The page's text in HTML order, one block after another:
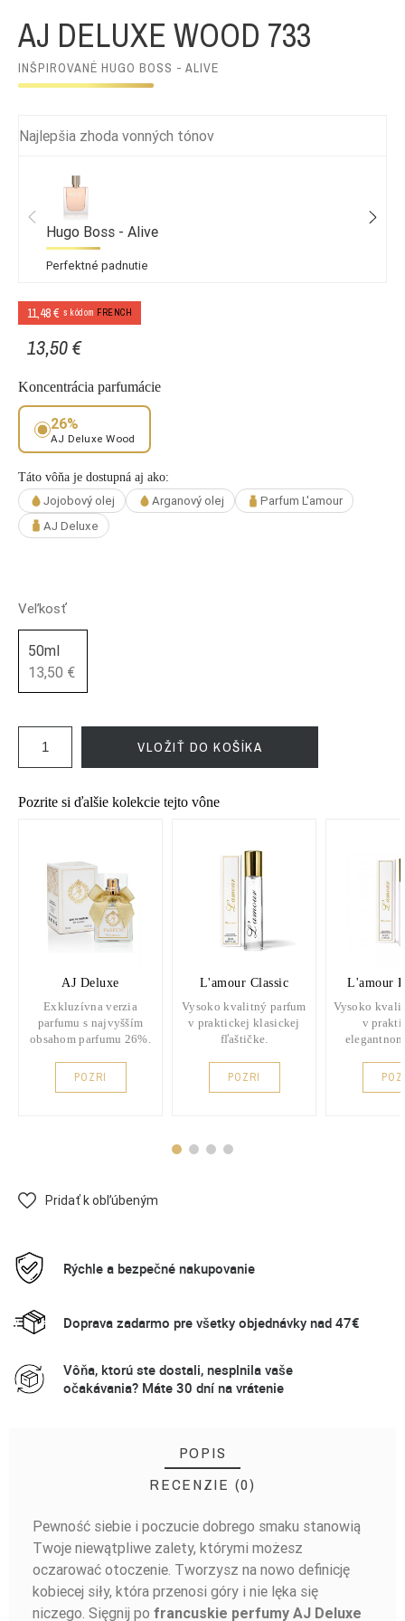
AJ DELUXE WOOD 733
INŠPIROVANÉ HUGO BOSS - ALIVE
Najlepšia zhoda vonných tónov
Hugo Boss - Alive
Perfektné padnutie
11,48 € s kódom FRENCH
13,50 €
Koncentrácia parfumácie
26%
AJ Deluxe Wood
Táto vôňa je dostupná aj ako:
Jojobový olej Arganový olej
Parfum L'amour
AJ Deluxe
Veľkosť
50ml
13,50 €
VLOŽIŤ DO KOŠÍKA
Pozrite si ďalšie kolekcie tejto vône
AJ Deluxe
Exkluzívna verzia
parfumu s najvyšším
obsahom parfumu 26%.
POZRI
L'amour Classic
Vysoko kvalitný parfum
v praktickej klasickej
fľaštičke.
POZRI
L'amour
Vysoko
v
Pridať k obľúbeným
Rýchle a bezpečné nakupovanie
Doprava zadarmo pre všetky objednávky nad 47€
Vôňa, ktorú ste dostali, nesplnila vaše
očakávania? Máte 30 dní na vrátenie
POPIS
RECENZIE (0)
Pewność siebie i poczucie dobrego smaku stanowią
Twoje niewątpliwe zalety, którymi możesz
oczarować otoczenie. Tworzysz na nowo definicję
kobiecej siły, która przenosi góry i nie lęka się
niczego. Sięgnij po francuskie perfumy AJ Deluxe
BUĎTE PRVÝ, KTO NAPÍŠE RECENZIU!